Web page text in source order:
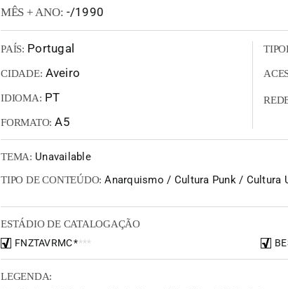
MÊS + ANO: -/1990
PAÍS: Portugal
CIDADE: Aveiro
IDIOMA: PT
FORMATO: A5
TEMA: Unavailable
TIPO DE CONTEÚDO: Anarquismo / Cultura Punk / Cultura
ESTÁDIO DE CATALOGAÇÃO
FNZTAVRMC****
LEGENDA: